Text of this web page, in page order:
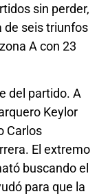
sin perder,
de seis triunfos
A con 23
del partido. A
Keylor
Carlos
El extremo
buscando el
para que la